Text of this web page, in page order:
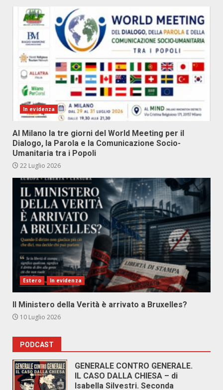
In evidenza
Al Milano la tre giorni del World Meeting per il
Dialogo, la Parola e la Comunicazione Socio-
Umanitaria tra i Popoli
22 Luglio 2026
Estero In evidenza
Il Ministero della Verità è arrivato a Bruxelles?
10 Luglio 2026
PODCAST
GENERALE CONTRO GENERALE.
IL CASO DALLA CHIESA – di
Isabella Silvestri. Seconda